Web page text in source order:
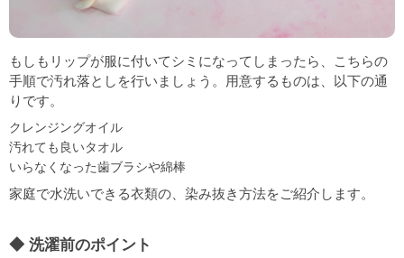
もしもリップが服に付いてシミになってしまったら、こちらの
手順で汚れ落としを行いましょう。用意するものは、以下の通
りです。
クレンジングオイル
汚れても良いタオル
いらなくなった歯ブラシや綿棒
家庭で水洗いできる衣類の、染み抜き方法をご紹介します。
洗濯前のポイント